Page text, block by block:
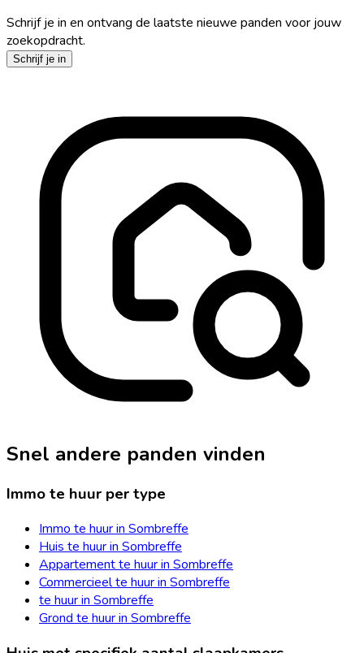
Schrijf je in en ontvang de laatste nieuwe panden voor jouw
zoekopdracht.
Schrijf je in
Snel andere panden vinden
Immo te huur per type
Immo te huur in Sombreffe
Huis te huur in Sombreffe
Appartement te huur in Sombreffe
Commercieel te huur in Sombreffe
te huur in Sombreffe
Grond te huur in Sombreffe